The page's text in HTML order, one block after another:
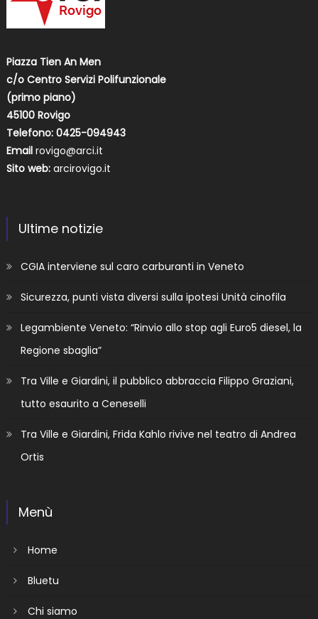
Piazza Tien An Men
c/o Centro Servizi Polifunzionale
(primo piano)
45100 Rovigo
Telefono: 0425-094943
Email rovigo@arci.it
Sito web: arcirovigo.it
Ultime notizie
CGIA interviene sul caro carburanti in Veneto
Sicurezza, punti vista diversi sulla ipotesi Unità cinofila
Legambiente Veneto: “Rinvio allo stop agli Euro5 diesel, la
Regione sbaglia”
Tra Ville e Giardini, il pubblico abbraccia Filippo Graziani,
tutto esaurito a Ceneselli
Tra Ville e Giardini, Frida Kahlo rivive nel teatro di Andrea
Ortis
Menù
Home
Bluetu
Chi siamo